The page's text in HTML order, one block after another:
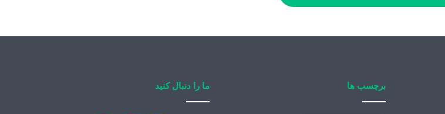
برچسب ها ما را دنبال کنید